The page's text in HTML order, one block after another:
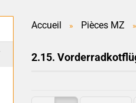
Accueil » Pièces MZ »
2.15.